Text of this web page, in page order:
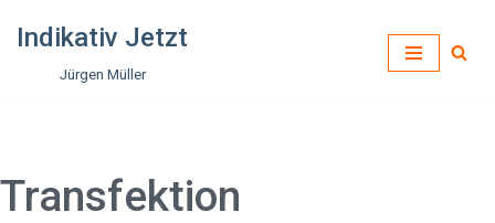
Indikativ Jetzt
Jürgen Müller
Transfektion